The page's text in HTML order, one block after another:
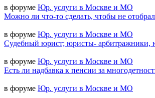
в форуме Юр. услуги в Москве и МО
Можно ли что-то сделать, чтобы не
в форуме Юр. услуги в Москве и МО
Судебный юрист; юристы-
в форуме Юр. услуги в Москве и МО
Есть ли надбавка к пенсии за
в форуме Юр. услуги в Москве и МО